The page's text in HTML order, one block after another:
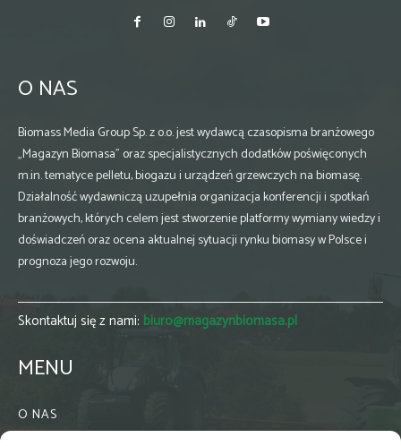
O NAS
Biomass Media Group Sp. z o.o. jest wydawcą czasopisma branżowego
„Magazyn Biomasa” oraz specjalistycznych dodatków poświęconych
m.in. tematyce pelletu, biogazu i urządzeń grzewczych na biomasę.
Działalność wydawniczą uzupełnia organizacja konferencji i spotkań
branżowych, których celem jest stworzenie platformy wymiany wiedzy i
doświadczeń oraz ocena aktualnej sytuacji rynku biomasy w Polsce i
prognoza jego rozwoju.
Skontaktuj się z nami: biuro@magazynbiomasa.pl
MENU
O NAS